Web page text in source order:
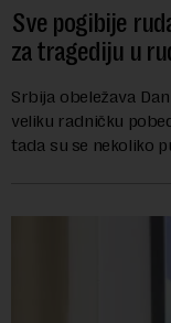
Sve pogibije
za tragediju u
Srbija obeležava
veliku radničku
tada su se nekoliko